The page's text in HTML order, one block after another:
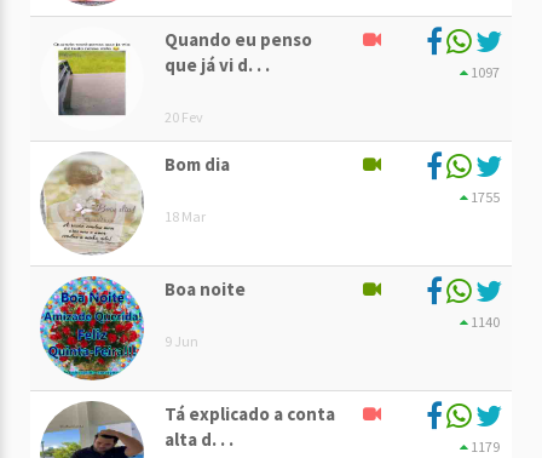
Quando eu penso
que já vi d. . .
20 Fev
1097
Bom dia
18 Mar
1755
Boa noite
9 Jun
1140
Tá explicado a conta
alta d. . .
1179